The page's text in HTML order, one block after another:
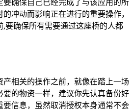
要确保自己已经完成了与该应用的所
冲动而影响正在进行的重要操作，
,要确保所有需要通过这座桥的人都
产相关的操作之前，就像在踏上一场
要的物资一样，建议你先认真备份好
要信息，虽然取消授权本身通常不会